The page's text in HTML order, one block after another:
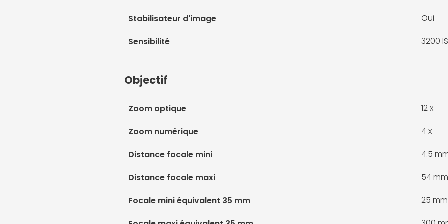
Stabilisateur d'image Oui
Sensibilité 3200
Objectif
Zoom optique 12 x
Zoom numérique 4 x
Distance focale mini 4.5
Distance focale maxi 54 mm
Focale mini équivalent 35 mm 25 mm